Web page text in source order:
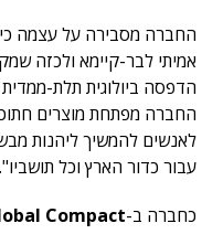
החברה מסבירה על עצמה
אמיתי לבר-קיימא ולכזה
הדפסה ביולוגית תלת-ממדית
החברה מפתחת מוצרים
לאנשים להמשיך ליהנות
עבור כדור הארץ וכל תושביו".
כחברה ב-Compact